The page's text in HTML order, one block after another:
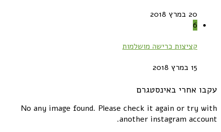
20 במרץ 2018
6
קציצות כרישה מושלמות
15 במרץ 2018
עקבו אחרי באינסטגרם
No any image found. Please check it again or try with
another instagram account.